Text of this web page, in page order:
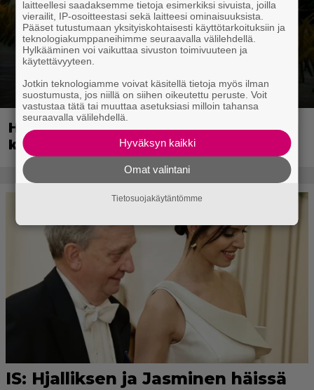
Huippusuosittu Soturikissat-kirjasarja
kääntyy videopeliksi
laitteellesi saadaksemme tietoja esimerkiksi sivuista, joilla
vierailit, IP-osoitteestasi sekä laitteesi ominaisuuksista.
Pääset tutustumaan yksityiskohtaisesti käyttötarkoituksiin ja
teknologiakumppaneihimme seuraavalla välilehdellä.
Hylkääminen voi vaikuttaa sivuston toimivuuteen ja
käytettävyyteen.
Jotkin teknologiamme voivat käsitellä tietoja myös ilman
suostumusta, jos niillä on siihen oikeutettu peruste. Voit
vastustaa tätä tai muuttaa asetuksiasi milloin tahansa
seuraavalla välilehdellä.
Hyväksyn kaikki
Omat valintani
Tietosuojakäytäntömme